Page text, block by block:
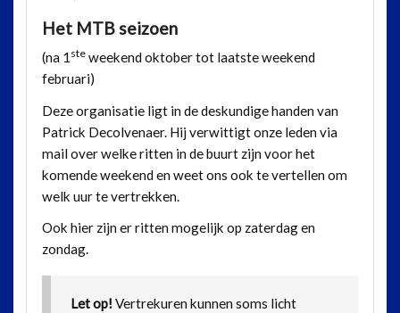
Het MTB seizoen
(na 1 steweekend oktober tot laatste weekend
februari)
Deze organisatie ligt in de deskundige handen van
Patrick Decolvenaer. Hij verwittigt onze leden via
mail over welke ritten in de buurt zijn voor het
komende weekend en weet ons ook te vertellen om
welk uur te vertrekken.
Ook hier zijn er ritten mogelijk op zaterdag en
zondag.
Let op!Vertrekuren kunnen soms licht